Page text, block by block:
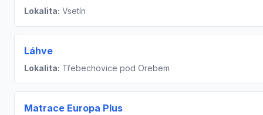
Lokalita: Vsetín
Láhve
Lokalita: Třebechovice pod Orebem
Matrace Europa Plus